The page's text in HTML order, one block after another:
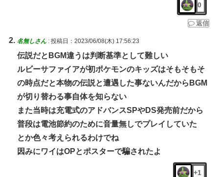
0
返信
名無しさん : 投稿日：2023/06/08(木) 17:56:23
伝説だとBGM違うは判断基準として難しい
ルビーサファイアが初ポケモンのキッズはそもそもそ
の時点だと本物の伝説と遭遇した事ないんだからBGM
が切り替わる事自体を知らない
また当時は充電式のアドバンスSPやDS発売前だから
普段は電池節約のために音量無しでプレイしていた
とか色々考えられるわけでね
因みにワイはOPとポスターで騙されたよ
+1